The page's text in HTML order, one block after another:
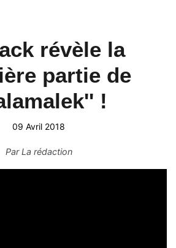
révèle la
partie de
!
09 Avril 2018
ParLa rédaction